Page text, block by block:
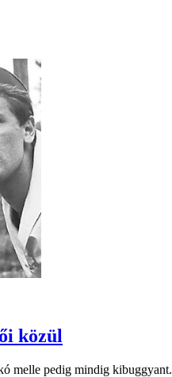
közül
melle pedig mindig kibuggyant.